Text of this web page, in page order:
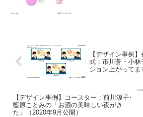
【デザイン事例
式：市川蒼・小
ション上がってま
【デザイン事例】コースター：前川涼子･
藍原ことみの「お酒の美味しい夜がき
た」（2020年9月公開）